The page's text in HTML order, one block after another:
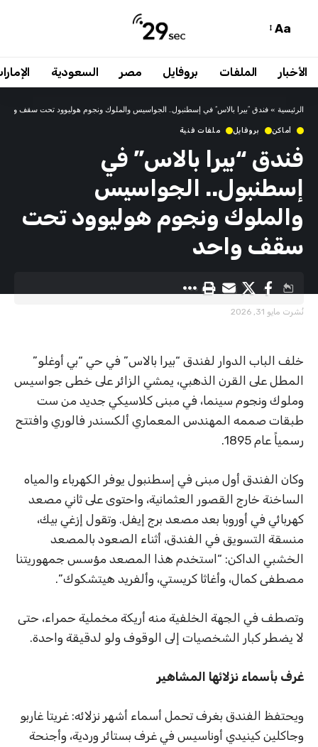
Aa
الأخبار الملفات بروفايل مصر السعودية
الرئيسية » فندق “بيرا بالاس” في إسطنبول.. الجواسيس والملوك ونجوم هوليوود تحت سقف واحد
أماكن بروفايل ملفات فنية
فندق “بيرا بالاس” في
إسطنبول.. الجواسيس
والملوك ونجوم هوليوود تحت
سقف واحد
نُشرت مايو 31, 2026
خلف الباب الدوار لفندق “بيرا بالاس” في حي “بي أوغلو”
المطل على القرن الذهبي، يمشي الزائر على خطى جواسيس
وملوك ونجوم سينما، في مبنى كلاسيكي جديد من ست
طبقات صممه المهندس المعماري ألكسندر فالوري وافتتح
رسمياً عام 1895.
وكان الفندق أول مبنى في إسطنبول يوفر الكهرباء والمياه
الساخنة خارج القصور العثمانية، واحتوى على ثاني مصعد
كهربائي في أوروبا بعد مصعد برج إيفل. وتقول إزغي بيك،
منسقة التسويق في الفندق، أثناء الصعود بالمصعد
الخشبي الداكن: “استخدم هذا المصعد مؤسس جمهوريتنا
مصطفى كمال، وأغاثا كريستي، وألفريد هيتشكوك”.
وتصطف في الجهة الخلفية منه أريكة مخملية حمراء، حتى
لا يضطر كبار الشخصيات إلى الوقوف ولو لدقيقة واحدة.
غرف بأسماء نزلائها المشاهير
ويحتفظ الفندق بغرف تحمل أسماء أشهر نزلائه: غريتا غاربو
وجاكلين كينيدي أوناسيس في غرف بستائر وردية، وأجنحة